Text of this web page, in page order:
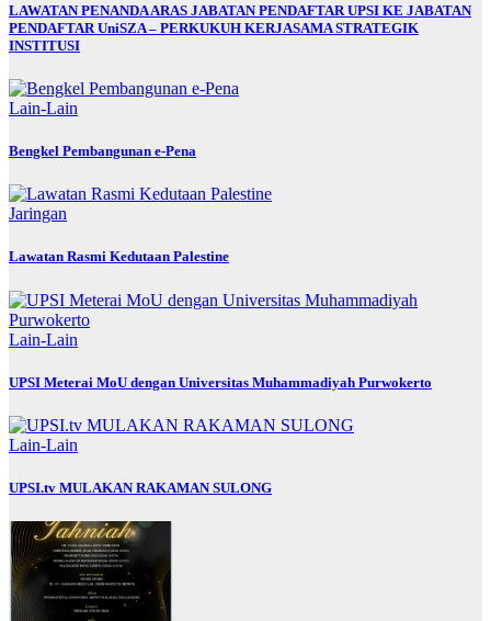
LAWATAN PENANDA ARAS JABATAN PENDAFTAR UPSI KE JABATAN
PENDAFTAR UniSZA – PERKUKUH KERJASAMA STRATEGIK
INSTITUSI
Lain-Lain
Bengkel Pembangunan e-Pena
Jaringan
Lawatan Rasmi Kedutaan Palestine
Lain-Lain
UPSI Meterai MoU dengan Universitas Muhammadiyah Purwokerto
Lain-Lain
UPSI.tv MULAKAN RAKAMAN SULONG